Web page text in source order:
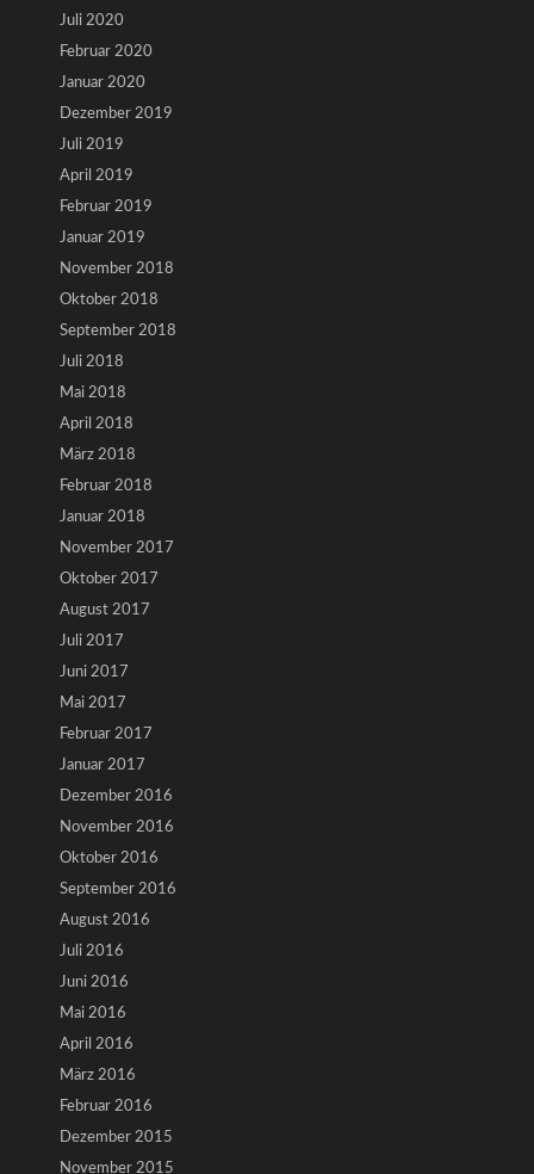
Juli 2020
Februar 2020
Januar 2020
Dezember 2019
Juli 2019
April 2019
Februar 2019
Januar 2019
November 2018
Oktober 2018
September 2018
Juli 2018
Mai 2018
April 2018
März 2018
Februar 2018
Januar 2018
November 2017
Oktober 2017
August 2017
Juli 2017
Juni 2017
Mai 2017
Februar 2017
Januar 2017
Dezember 2016
November 2016
Oktober 2016
September 2016
August 2016
Juli 2016
Juni 2016
Mai 2016
April 2016
März 2016
Februar 2016
Dezember 2015
November 2015